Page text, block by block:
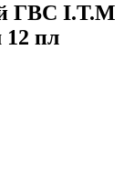
ГВС I.T.M
12 пл